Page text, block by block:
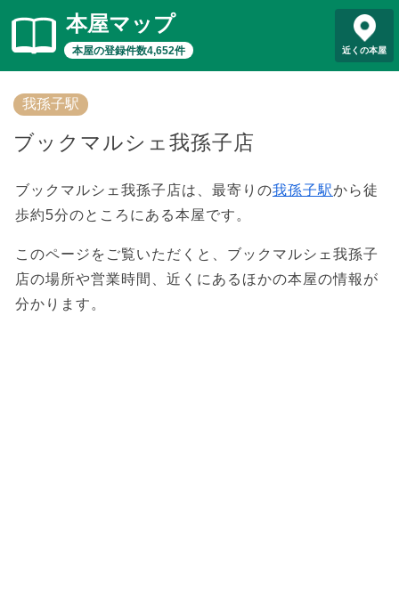
本屋マップ
本屋の登録件数4,652件 近くの本屋
我孫子駅
ブックマルシェ我孫子店
ブックマルシェ我孫子店は、最寄りの我孫子駅から徒
歩約5分のところにある本屋です。
このページをご覧いただくと、ブックマルシェ我孫子
店の場所や営業時間、近くにあるほかの本屋の情報が
分かります。